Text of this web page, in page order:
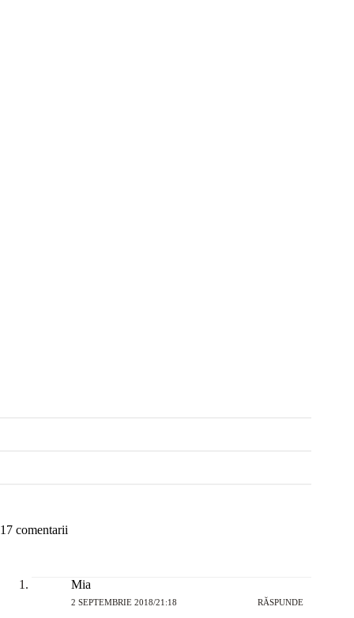
17 comentarii
Mia
2 SEPTEMBRIE 2018/21:18 RĂSPUNDE